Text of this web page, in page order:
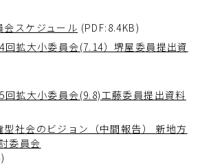
スケジュール (PDF:8.4KB)
拡大小委員会(7.14）堺屋委員提出資
拡大小委員会(9.8)工藤委員提出資料
社会のビジョン（中間報告） 新地方
委員会